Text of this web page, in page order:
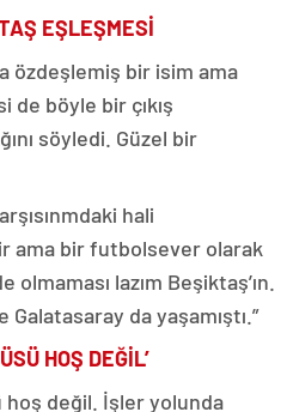
EŞLEŞMESİ
özdeşlemiş bir isim ama
böyle bir çıkış
söyledi. Güzel bir
hali
ama bir futbolsever olarak
lazım Beşiktaş’ın.
da yaşamıştı.”
HOŞ DEĞİL’
hoş değil. İşler yolunda